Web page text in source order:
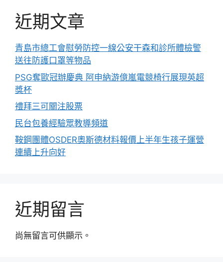
近期文章
青島市總工會慰勞防控一線公安干森和診所體檢警
送往防護口罩等物品
PSG奪歐冠辦慶典 阿申納游億嵐電競椅行展現英超
獎杯
禮拜三可關注股票
民台包養經驗眾教導頻道
鞍鋼團體OSDER奧斯德材料報價上半年生孩子運營
連續上升向好
近期留言
尚無留言可供顯示。